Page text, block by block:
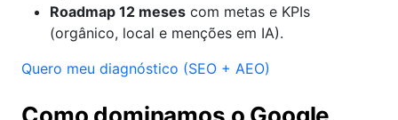
Roadmap 12 meses com metas e KPIs
(orgânico, local e menções em IA).
Quero meu diagnóstico (SEO + AEO)